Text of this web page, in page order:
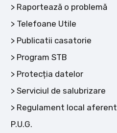
Raportează o problemă
Telefoane Utile
Publicatii casatorie
Program STB
Protecția datelor
Serviciul de salubrizare
Regulament local aferent
P.U.G.